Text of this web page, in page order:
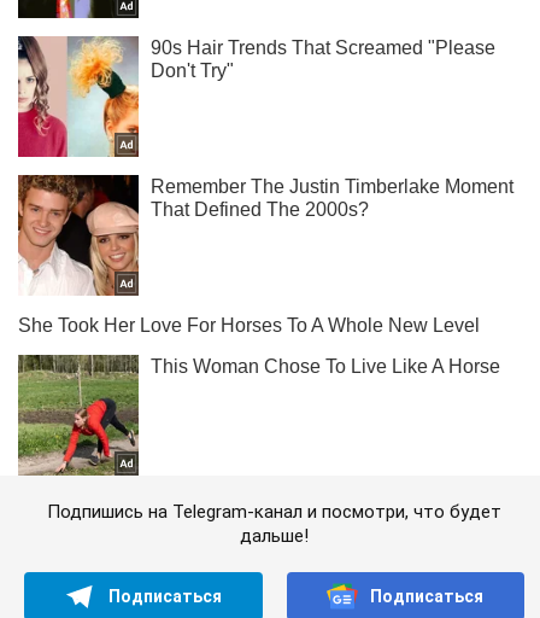
Подпишись на Telegram-канал и посмотри, что будет
дальше!
Подписаться Подписаться